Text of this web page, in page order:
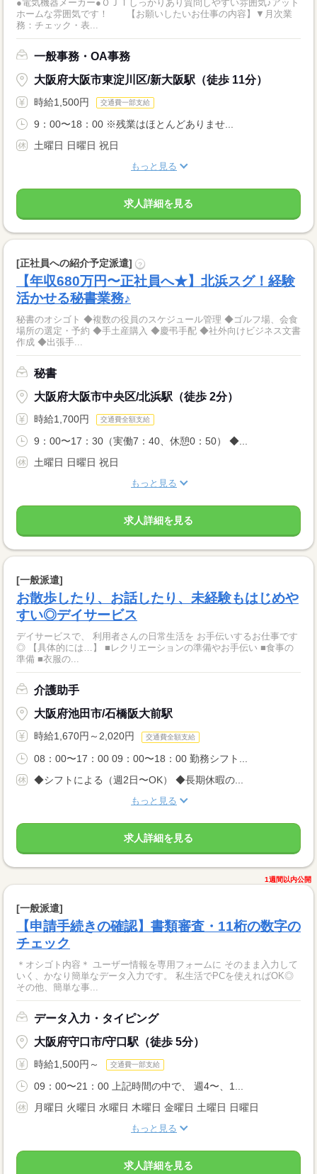
●電気機器メーカー●ＯＪＴしっかりあり質問しやすい雰囲気♪アット
ホームな雰囲気です！ 【お願いしたいお仕事の内容】▼月次業
務：チェック・表...
一般事務・OA事務
大阪府大阪市東淀川区/新大阪駅（徒歩 11分）
時給1,500円 交通費一部支給
9：00〜18：00 ※残業はほとんどありませ...
土曜日 日曜日 祝日
もっと見る
求人詳細を見る
[正社員への紹介予定派遣] ?
【年収680万円〜正社員へ★】北浜スグ！経験
活かせる秘書業務♪
秘書のオシゴト ◆複数の役員のスケジュール管理 ◆ゴルフ場、会食
場所の選定・予約 ◆手土産購入 ◆慶弔手配 ◆社外向けビジネス文書
作成 ◆出張手...
秘書
大阪府大阪市中央区/北浜駅（徒歩 2分）
時給1,700円 交通費全額支給
9：00〜17：30（実働7：40、休憩0：50） ◆...
土曜日 日曜日 祝日
もっと見る
求人詳細を見る
[一般派遣]
お散歩したり、お話したり、未経験もはじめや
すい◎デイサービス
デイサービスで、 利用者さんの日常生活を お手伝いするお仕事です
◎ 【具体的には…】 ■レクリエーションの準備やお手伝い ■食事の
準備 ■衣服の...
介護助手
大阪府池田市/石橋阪大前駅
時給1,670円～2,020円 交通費全額支給
08：00〜17：00 09：00〜18：00 勤務シフト...
◆シフトによる（週2日〜OK） ◆長期休暇の...
もっと見る
求人詳細を見る
1週間以内公開
[一般派遣]
【申請手続きの確認】書類審査・11桁の数字の
チェック
＊オシゴト内容＊ ユーザー情報を専用フォームに そのまま入力して
いく、かなり簡単なデータ入力です。 私生活でPCを使えればOK◎
その他、簡単な事...
データ入力・タイピング
大阪府守口市/守口駅（徒歩 5分）
時給1,500円～ 交通費一部支給
09：00〜21：00 上記時間の中で、 週4〜、1...
月曜日 火曜日 水曜日 木曜日 金曜日 土曜日 日曜日
もっと見る
求人詳細を見る